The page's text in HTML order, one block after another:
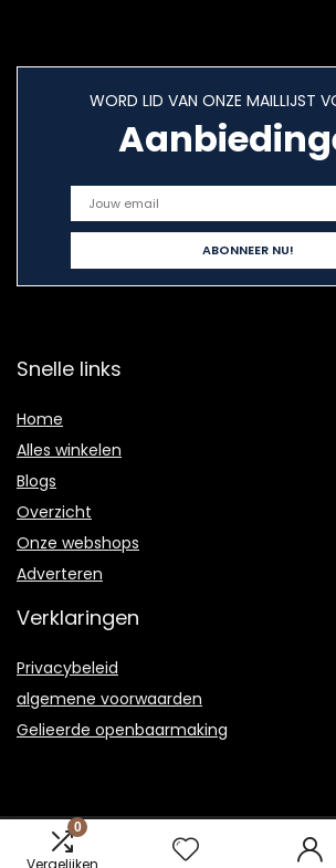
0
Vergelijken
WORD LID VAN ONZE MAILLIJST
Snelle links
Home
Alles winkelen
Blogs
Overzicht
Onze webshops
Adverteren
Verklaringen
Privacybeleid
algemene voorwaarden
Gelieerde openbaarmaking
2021 © Mymj.nl Alle rechten